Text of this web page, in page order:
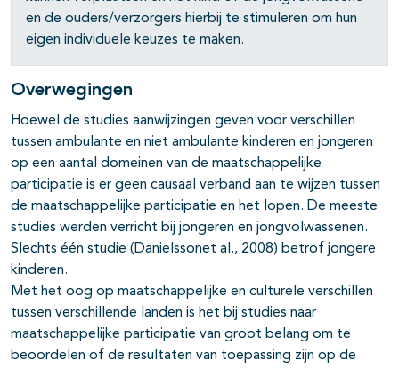
en de ouders/verzorgers hierbij te stimuleren om hun
eigen individuele keuzes te maken.
Overwegingen
Hoewel de studies aanwijzingen geven voor verschillen
tussen ambulante en niet ambulante kinderen en jongeren
op een aantal domeinen van de maatschappelijke
participatie is er geen causaal verband aan te wijzen tussen
de maatschappelijke participatie en het lopen. De meeste
studies werden verricht bij jongeren en jongvolwassenen.
Slechts één studie (DanieIssonet al., 2008) betrof jongere
kinderen.
Met het oog op maatschappelijke en culturele verschillen
tussen verschillende landen is het bij studies naar
maatschappelijke participatie van groot belang om te
beoordelen of de resultaten van toepassing zijn op de